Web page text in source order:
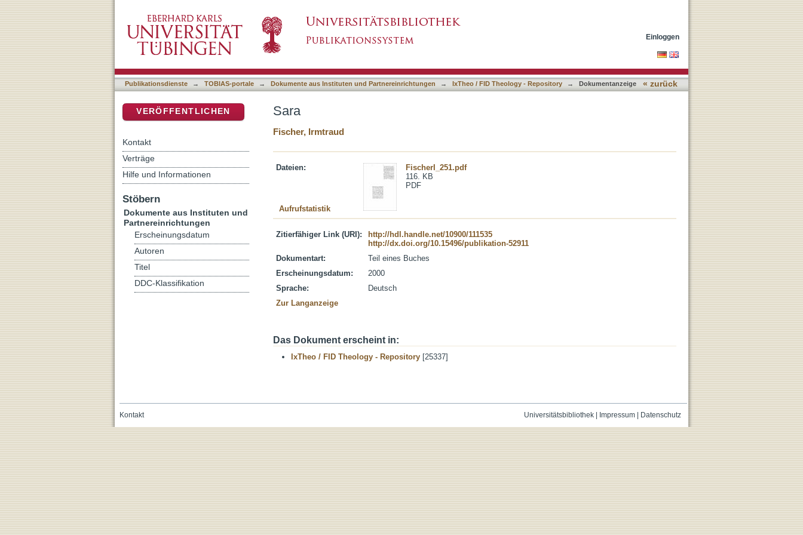
Einloggen
Publikationsdienste → TOBIAS-portale → Dokumente aus Instituten und Partnereinrichtungen → IxTheo / FID Theology - Repository → Dokumentanzeige « zurück
Sara
Fischer, Irmtraud
Dateien:
FischerI_251.pdf
116. KB
PDF
Aufrufstatistik
Zitierfähiger Link (URI):
http://hdl.handle.net/10900/111535
http://dx.doi.org/10.15496/publikation-52911
Dokumentart:
Teil eines Buches
Erscheinungsdatum:
2000
Sprache:
Deutsch
Zur Langanzeige
Das Dokument erscheint in:
IxTheo / FID Theology - Repository [25337]
VERÖFFENTLICHEN
Kontakt
Verträge
Hilfe und Informationen
Stöbern
Dokumente aus Instituten und
Partnereinrichtungen
Erscheinungsdatum
Autoren
Titel
DDC-Klassifikation
Universitätsbibliothek| Impressum| Datenschutz
Kontakt